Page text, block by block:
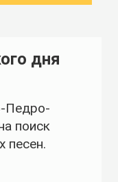
дня
Педро-
поиск
песен.